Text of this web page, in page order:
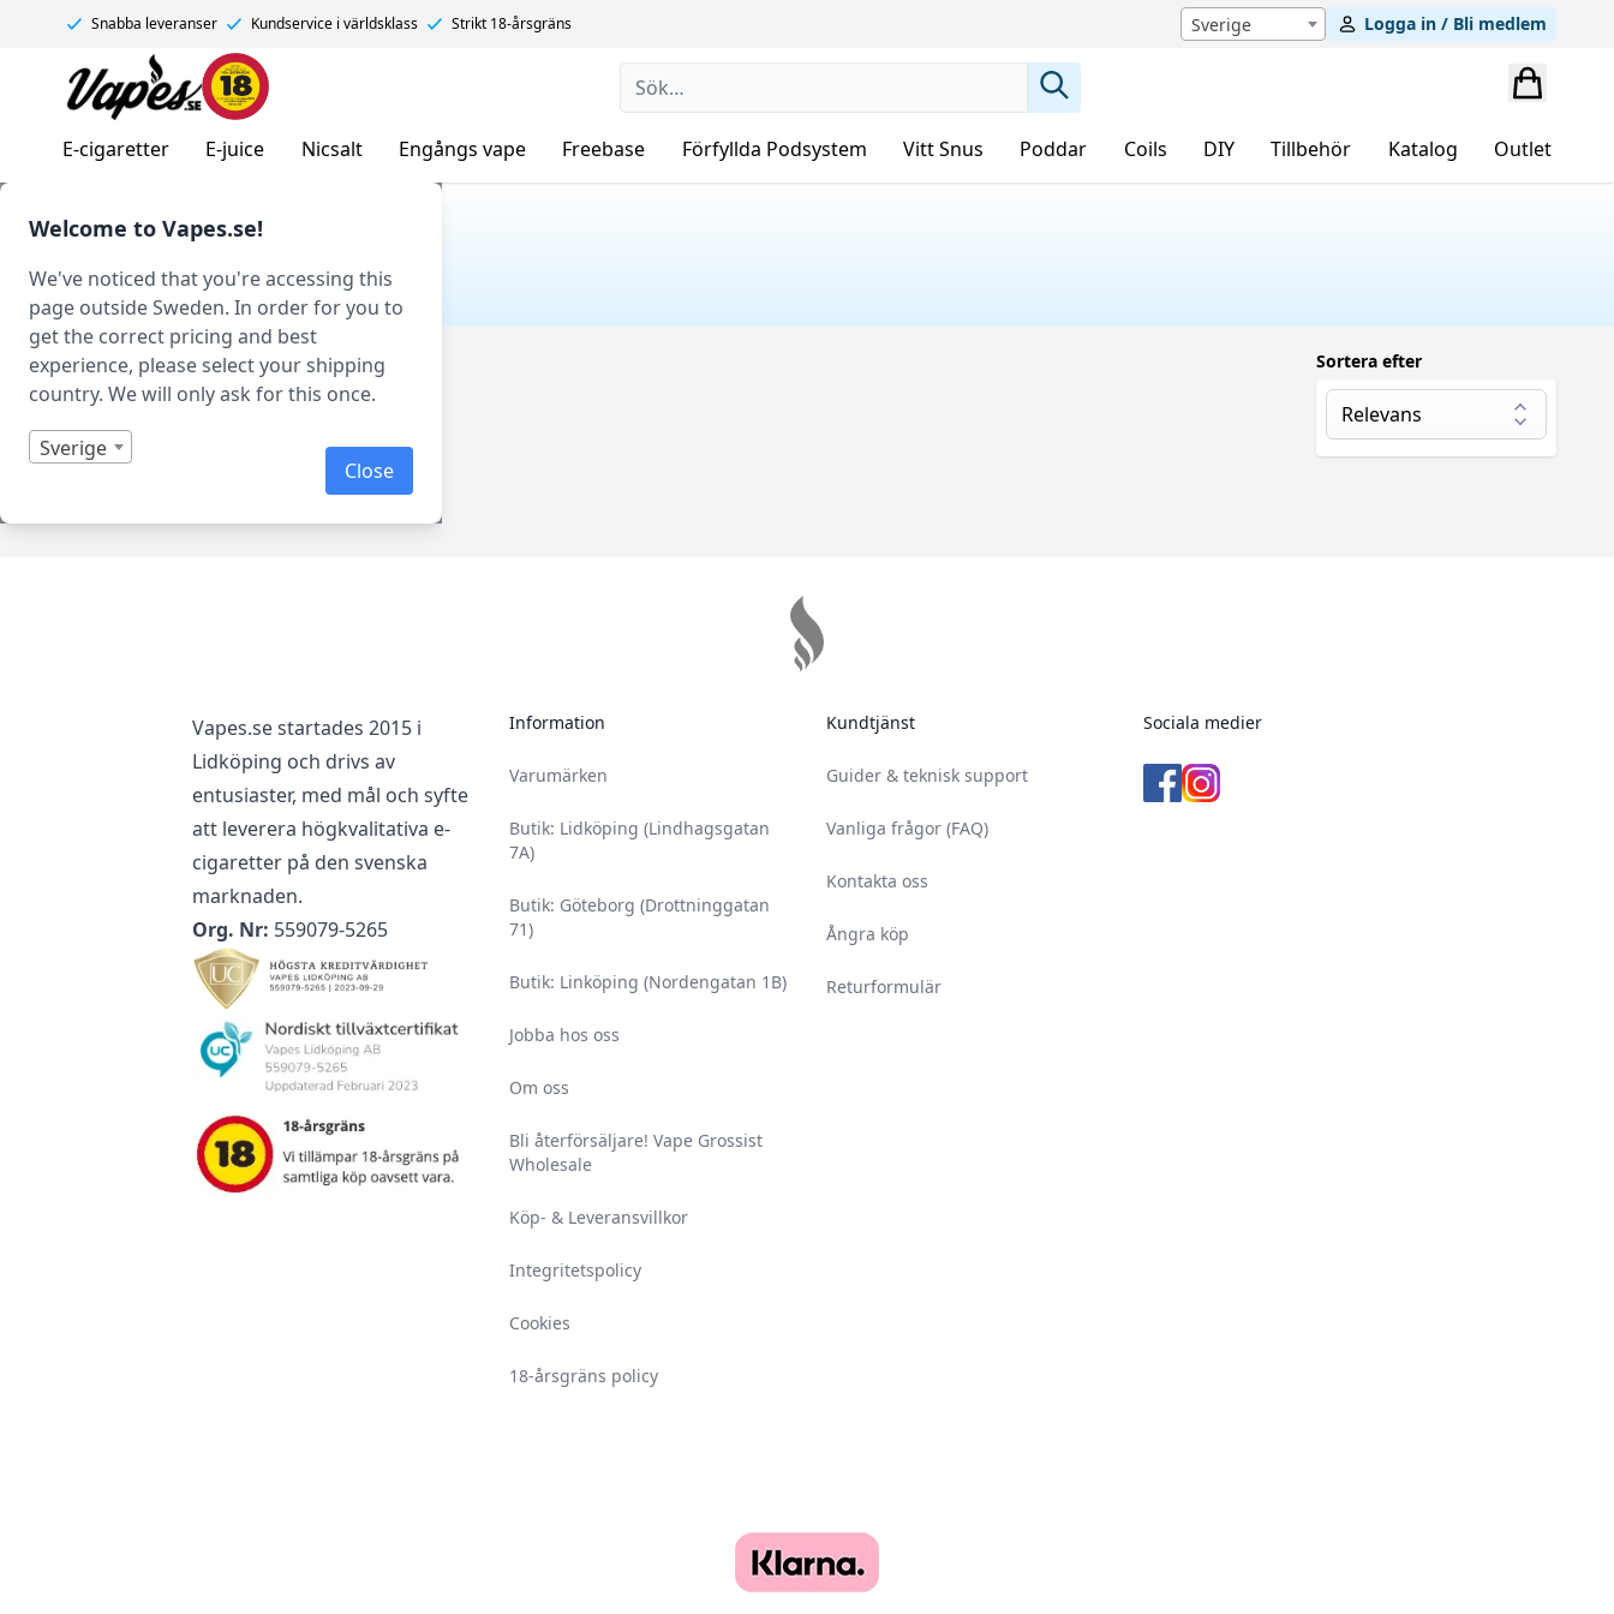
Welcome to Vapes.se!
We've noticed that you're accessing this
page outside Sweden. In order for you to
get the correct pricing and best
experience, please select your shipping
country. We will only ask for this once.
Sverige
Close
Snabba leveranser Kundservice i världsklass Strikt 18-årsgräns Sverige Logga in / Bli medlem
Vapes.se
E-cigaretter E-juice Nicsalt Engångs vape Freebase Förfyllda Podsystem Vitt Snus Poddar Coils DIY Tillbehör Katalog Outlet
Hem/ Produkt Smakprofil / Guanabana
GUANABANA
Filtrera Sortera efter
Vapes.se startades 2015 i
Lidköping och drivs av
entusiaster, med mål och syfte
att leverera högkvalitativa e-
cigaretter på den svenska
marknaden.
Org. Nr: 559079-5265
Information
Varumärken
Butik: Lidköping (Lindhagsgatan
7A)
Butik: Göteborg (Drottninggatan
71)
Butik: Linköping (Nordengatan 1B)
Jobba hos oss
Om oss
Bli återförsäljare! Vape Grossist
Wholesale
Köp- & Leveransvillkor
Integritetspolicy
Cookies
18-årsgräns policy
Kundtjänst
Guider & teknisk support
Vanliga frågor (FAQ)
Kontakta oss
Ångra köp
Returformulär
Sociala medier